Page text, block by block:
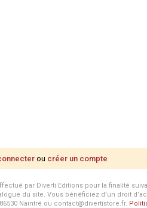
ou créer un compte
par Diverti Editions pour la finalité
du site. Vous bénéficiez d’un droit
Naintré ou contact@divertistore.fr.